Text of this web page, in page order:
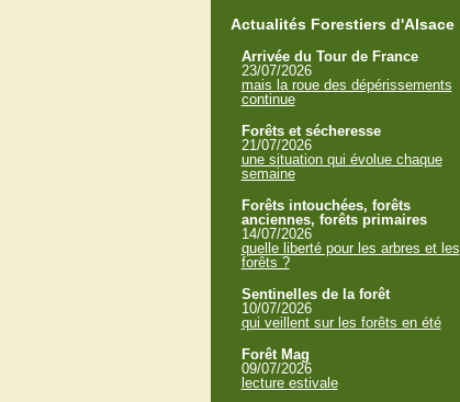
Actualités Forestiers d'Alsace
Arrivée du Tour de France
23/07/2026
mais la roue des dépérissements
continue
Forêts et sécheresse
21/07/2026
une situation qui évolue chaque
semaine
Forêts intouchées, forêts
anciennes, forêts primaires
14/07/2026
quelle liberté pour les arbres et les
forêts ?
Sentinelles de la forêt
10/07/2026
qui veillent sur les forêts en été
Forêt Mag
09/07/2026
lecture estivale